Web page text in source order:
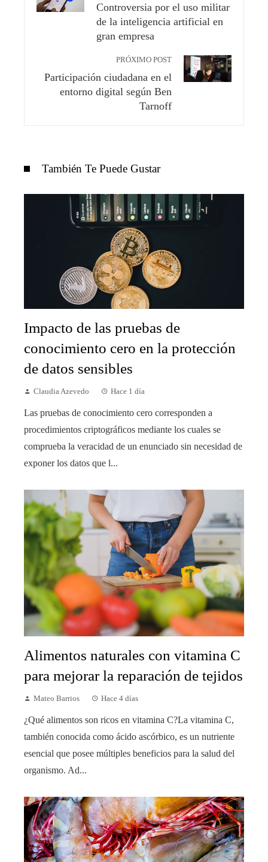
Controversia por el uso militar
de la inteligencia artificial en
gran empresa
PRÓXIMO POST
Participación ciudadana en el
entorno digital según Ben
Tarnoff
También Te Puede Gustar
Impacto de las pruebas de
conocimiento cero en la protección
de datos sensibles
Claudia Azevedo Hace 1 día
Las pruebas de conocimiento cero corresponden a
procedimientos criptográficos mediante los cuales se
comprueba la veracidad de un enunciado sin necesidad de
exponer los datos que l...
Alimentos naturales con vitamina C
para mejorar la reparación de tejidos
Mateo Barrios Hace 4 días
¿Qué alimentos son ricos en vitamina C?La vitamina C,
también conocida como ácido ascórbico, es un nutriente
esencial que posee múltiples beneficios para la salud del
organismo. Ad...